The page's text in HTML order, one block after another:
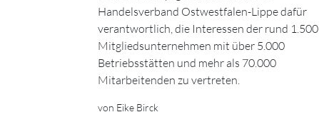
Handelsverband Ostwestfalen-Lippe dafür
verantwortlich, die Interessen der rund 1.500
Mitgliedsunternehmen mit über 5.000
Betriebsstätten und mehr als 70.000
Mitarbeitenden zu vertreten.
von Eike Birck